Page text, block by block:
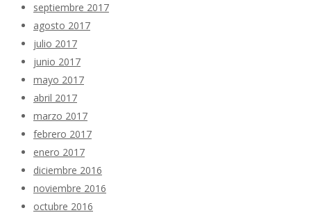
septiembre 2017
agosto 2017
julio 2017
junio 2017
mayo 2017
abril 2017
marzo 2017
febrero 2017
enero 2017
diciembre 2016
noviembre 2016
octubre 2016